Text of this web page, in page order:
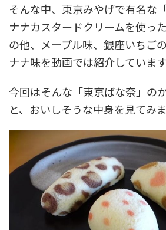
そんな中、東京みやげで有名な
ナナカスタードクリームを使っ
の他、メープル味、銀座いちご
ナナ味を動画では紹介しています
今回はそんな「東京ばな奈」の
と、おいしそうな中身を見てみま